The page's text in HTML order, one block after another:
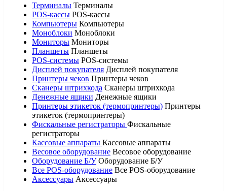
Терминалы Терминалы
POS-кассы POS-кассы
Компьютеры Компьютеры
Моноблоки Моноблоки
Мониторы Мониторы
Планшеты Планшеты
POS-системы POS-системы
Дисплей покупателя Дисплей покупателя
Принтеры чеков Принтеры чеков
Сканеры штрихкода Сканеры штрихкода
Денежные ящики Денежные ящики
Принтеры этикеток (термопринтеры) Принтеры
этикеток (термопринтеры)
Фискальные регистраторы Фискальные
регистраторы
Кассовые аппараты Кассовые аппараты
Весовое оборудование Весовое оборудование
Оборудование Б/У Оборудование Б/У
Все POS-оборудование Все POS-оборудование
Аксессуары Аксессуары